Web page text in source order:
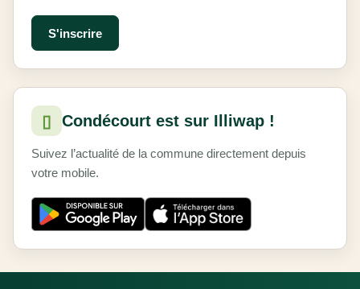
▯ Condécourt est sur Illiwap !
Suivez l’actualité de la commune directement depuis
votre mobile.